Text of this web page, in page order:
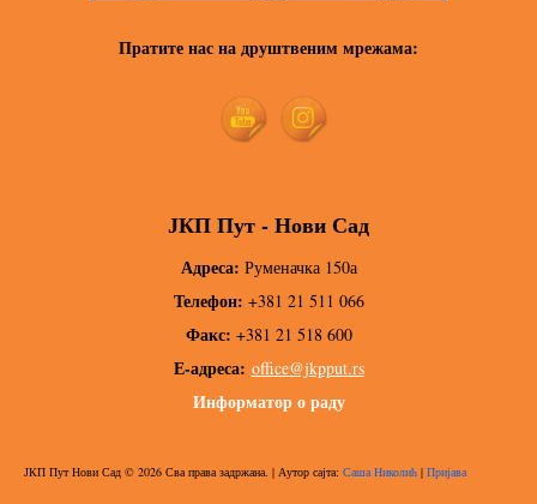
Пратите нас на друштвеним мрежама:
ЈКП Пут - Нови Сад
Адреса: Руменачка 150а
Телефон: +381 21 511 066
Факс: +381 21 518 600
Е-адреса: office@jkpput.rs
Информатор о раду
ЈКП Пут Нови Сад © 2026 Сва права задржана. | Аутор сајта: Саша Николић | Пријава